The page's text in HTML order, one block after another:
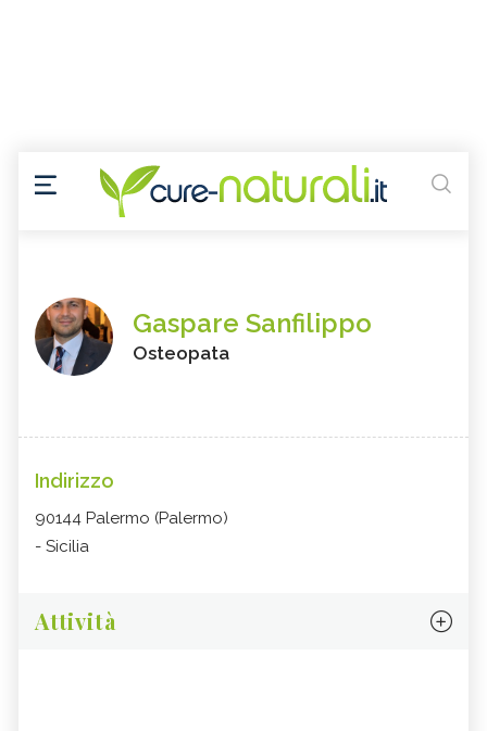
Gaspare Sanfilippo
Osteopata
Indirizzo
90144 Palermo (Palermo)
- Sicilia
Attività